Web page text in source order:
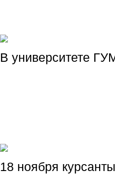
В университете
18 ноября